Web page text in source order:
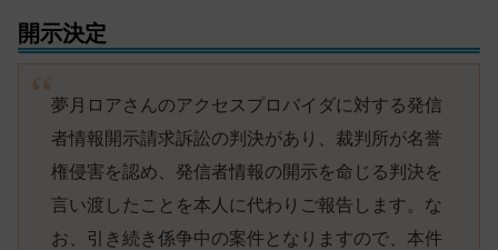
開示決定
夢月ロアさんのアクセスプロバイダに対する発信
者情報開示請求訴訟の判決があり、裁判所が名誉
権侵害を認め、発信者情報の開示を命じる判決を
言い渡したことを本人に代わりご報告します。な
お、引き続き係争中の案件となりますので、本件